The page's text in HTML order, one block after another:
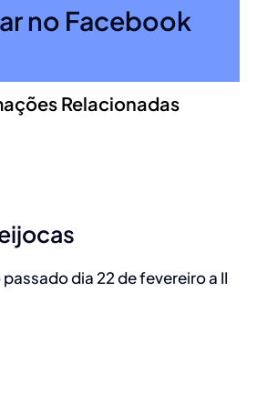
no Facebook
Relacionadas
dia 22 de fevereiro a II